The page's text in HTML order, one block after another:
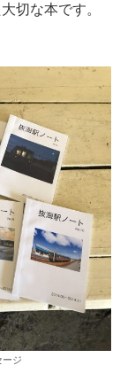
切な本です。
ージ